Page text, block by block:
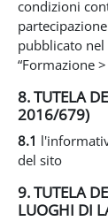
condizioni
pubblicato nel
“Formazione
8. TUTELA
2016/679)
8.1
del sito
9. TUTELA
LUOGHI DI